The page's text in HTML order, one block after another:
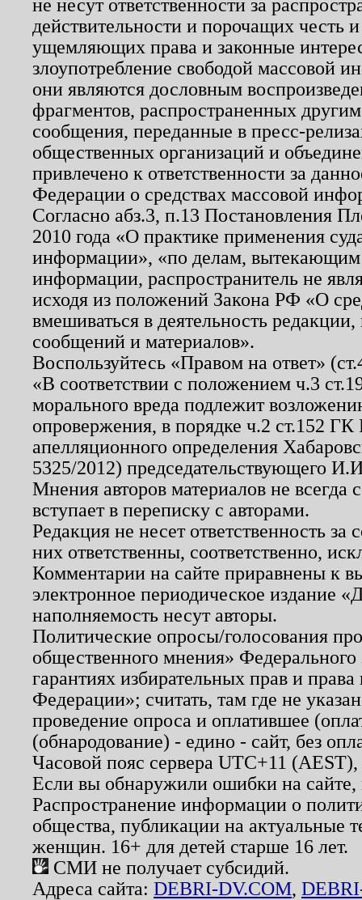
не несут ответственности за
действительности и порочащих честь
ущемляющих права и законные
злоупотребление свободой массовой
они являются дословным
фрагментов, распространенных
сообщения, переданные в пресс-
общественных организаций и
привлечено к ответственности за
Федерации о средствах массовой
Согласно абз.3, п.13 Постановления
2010 года «О практике применения
информации», «по делам, вытекающим
информации, распространитель не
исходя из положений Закона РФ «О
вмешиваться в деятельность
сообщений и материалов».
Воспользуйтесь «Правом на ответ»
«В соответствии с положением ч.3
морального вреда подлежит
опровержения, в порядке ч.2 ст.152
апелляционного определения
5325/2012) председательствующего
Мнения авторов материалов не
вступает в переписку с авторами.
Редакция не несет ответственность
них ответственны, соответственно,
Комментарии на сайте приравнены к
электронное периодическое издание
наполняемость несут авторы.
Политические опросы/голосования
общественного мнения»
гарантиях избирательных прав и
Федерации»; считать, там где не
проведение опроса и оплатившее
(обнародование) - едино - сайт, без
Часовой пояс сервера UTC+11
Если вы обнаружили ошибки на
Распространение информации о
общества, публикации на актуальные
женщин. 16+ для детей старше 16 лет.
СМИ не получает субсидий.
Адреса сайта: DEBRI-DV.COM,